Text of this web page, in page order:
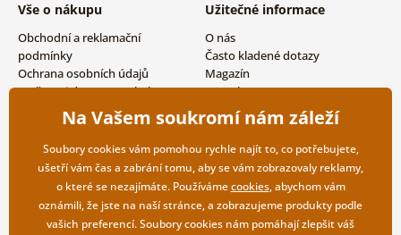
Vše o nákupu
Obchodní a reklamační
podmínky
Ochrana osobních údajů
Možnosti dopravy a platby
Vrácení zboží
Užitečné informace
O nás
Často kladené dotazy
Magazín
Kontakty
Velkoobchodní spolupráce
Na Vašem soukromí nám záleží
Soubory cookies vám pomohou rychle najít to, co potřebujete,
ušetří vám čas a zabrání tomu, aby se vám zobrazovaly reklamy,
o které se nezajímáte. Používámecookies, abychom vám
oznámili, že jste na naší stránce, a zobrazujeme produkty podle
vašich preferencí. Soubory cookies nám pomáhají zlepšit váš